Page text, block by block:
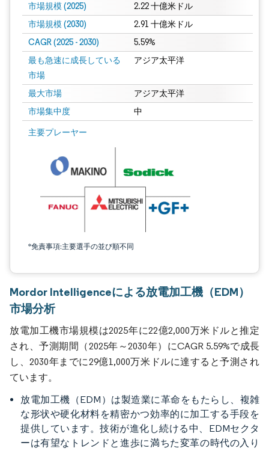
市場規模 (2025) 2.22 十億米ドル
市場規模 (2030) 2.91 十億米ドル
CAGR (2025 - 2030) 5.59%
最も急速に成長している
市場
アジア太平洋
最大市場 アジア太平洋
市場集中度 中
主要プレーヤー
*免責事項:主要選手の並び順不同
Mordor Intelligenceによる放電加工機（EDM）
市場分析
放電加工機市場規模は2025年に22億2,000万米ドルと推定
され、予測期間（2025年～2030年）にCAGR 5.59%で成長
し、2030年までに29億1,000万米ドルに達すると予測され
ています。
放電加工機（EDM）は製造業に革命をもたらし、複雑
な形状や硬化材料を精密かつ効率的に加工する手段を
提供しています。技術が進化し続ける中、EDMセクタ
ーは有望なトレンドと進歩に満ちた変革の時代の入り